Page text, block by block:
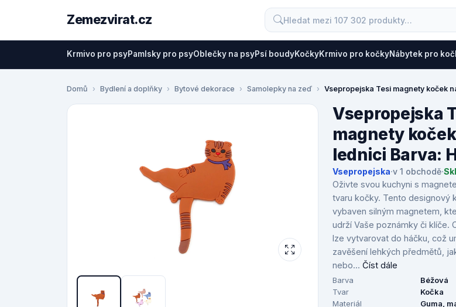
Zemezvirat.cz
Krmivo pro psyPamlsky pro psyOblečky na psyPsí boudyKočkyKrmivo pro kočkyNábytek pro
Domů Bydlení a doplňky Bytové dekorace Samolepky na zeď Vsepropejska Tesi magnety koček
Vsepropejska
magnety
lednici Barva:
Vsepropejska·v 1 obchodě·
Oživte svou kuchyni s
tvaru kočky. Tento designový
vybaven silným magnetem,
udrží Vaše poznámky či klíče.
lze vytvarovat do háčku, což
zavěšení lehkých předmětů,
nebo... Číst dále
Barva
Béžová
Tvar
Kočka
Materiál
Guma,